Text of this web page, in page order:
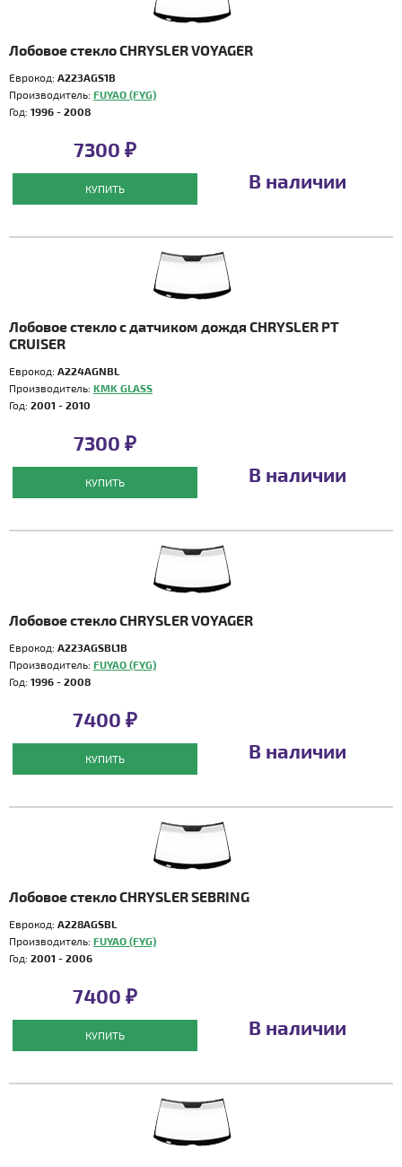
Лобовое стекло CHRYSLER VOYAGER
Еврокод: A223AGS1B
Производитель: FUYAO (FYG)
Год: 1996 - 2008
7300 ₽
КУПИТЬ В наличии
Лобовое стекло с датчиком дождя CHRYSLER PT
CRUISER
Еврокод: A224AGNBL
Производитель: KMK GLASS
Год: 2001 - 2010
7300 ₽
КУПИТЬ В наличии
Лобовое стекло CHRYSLER VOYAGER
Еврокод: A223AGSBL1B
Производитель: FUYAO (FYG)
Год: 1996 - 2008
7400 ₽
КУПИТЬ В наличии
Лобовое стекло CHRYSLER SEBRING
Еврокод: A228AGSBL
Производитель: FUYAO (FYG)
Год: 2001 - 2006
7400 ₽
КУПИТЬ В наличии